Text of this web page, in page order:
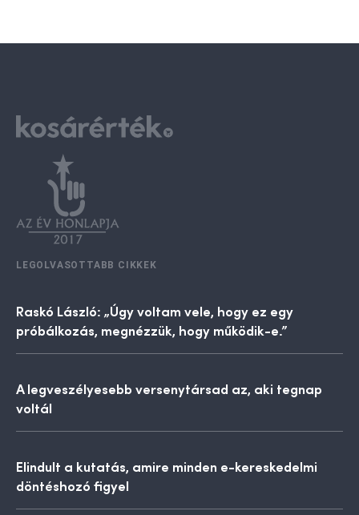
LEGOLVASOTTABB CIKKEK
Raskó László: „Úgy voltam vele, hogy ez egy
próbálkozás, megnézzük, hogy működik-e.”
A legveszélyesebb versenytársad az, aki tegnap
voltál
Elindult a kutatás, amire minden e-kereskedelmi
döntéshozó figyel